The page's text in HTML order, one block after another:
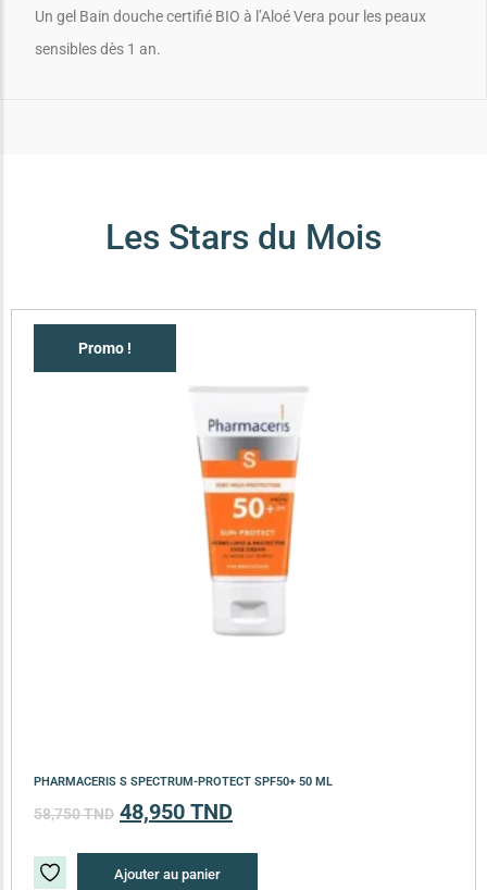
Un gel Bain douche certifié BIO à l’Aloé Vera pour les peaux
sensibles dès 1 an.
Les Stars du Mois
Promo !
PHARMACERIS S SPECTRUM-PROTECT SPF50+ 50 ML
58,750TND 48,950 TND
Ajouter au panier